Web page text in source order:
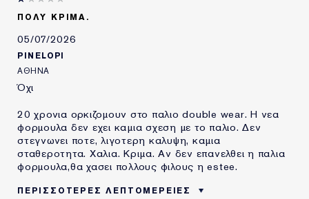
ΠΟΛΥ ΚΡΙΜΑ.
05/07/2026
PINELOPI
ΑΘΗΝΑ
Όχι
20 χρονια ορκιζομουν στο παλιο double wear. Η νεα
φορμουλα δεν εχει καμια σχεση με το παλιο. Δεν
στεγνωνει ποτε, λιγοτερη καλυψη, καμια
σταθεροτητα. Χαλια. Κριμα. Αν δεν επανελθει η παλια
φορμουλα,θα χασει πολλους φιλους η estee.
ΠΕΡΙΣΣΌΤΕΡΕΣ ΛΕΠΤΟΜΈΡΕΙΕΣ